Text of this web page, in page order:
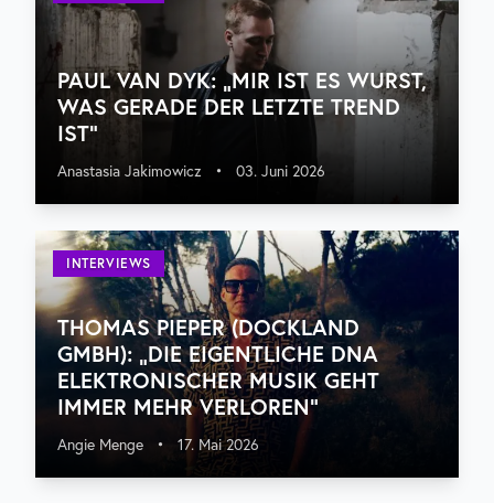
PAUL VAN DYK: „MIR IST ES WURST,
WAS GERADE DER LETZTE TREND
IST“
Anastasia Jakimowicz • 03. Juni 2026
INTERVIEWS
THOMAS PIEPER (DOCKLAND
GMBH): „DIE EIGENTLICHE DNA
ELEKTRONISCHER MUSIK GEHT
IMMER MEHR VERLOREN“
Angie Menge • 17. Mai 2026